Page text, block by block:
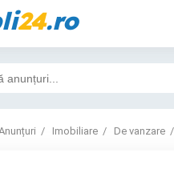
24.ro
Imobiliare De vanzare